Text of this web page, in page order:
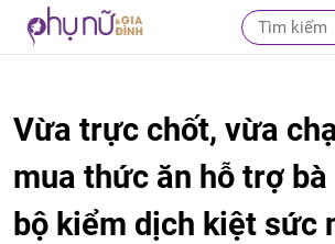
Vừa trực chốt, vừa
mua thức ăn hỗ trợ bà
bộ kiểm dịch kiệt sức